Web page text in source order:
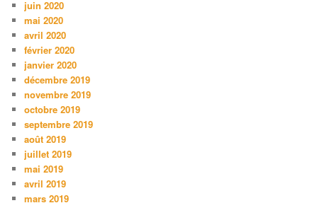
juin 2020
mai 2020
avril 2020
février 2020
janvier 2020
décembre 2019
novembre 2019
octobre 2019
septembre 2019
août 2019
juillet 2019
mai 2019
avril 2019
mars 2019